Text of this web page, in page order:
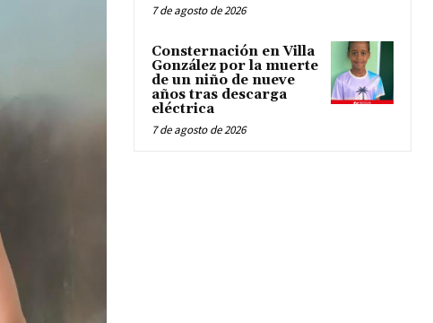
7 de agosto de 2026
Consternación en Villa
González por la muerte
de un niño de nueve
años tras descarga
eléctrica
7 de agosto de 2026